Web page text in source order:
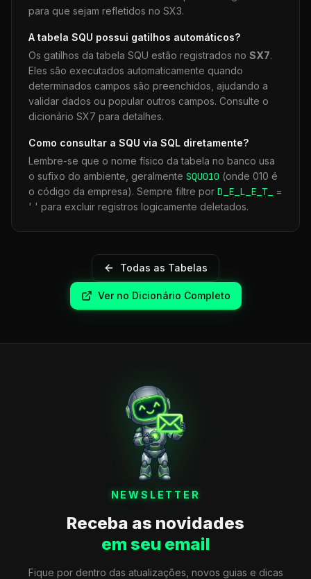
para que sejam refletidos no SX3.
A tabela SQU possui gatilhos automáticos?
Os gatilhos da tabela SQU estão registrados no SX7.
Eles são executados automaticamente quando
determinados campos são preenchidos, ajudando a
validar dados ou popular outros campos. Consulte o
dicionário SX7 para detalhes.
Como consultar a SQU via SQL diretamente?
Lembre-se que o nome físico da tabela no banco usa
o sufixo do ambiente, geralmente SQU010 (onde 010 é
o código da empresa). Sempre filtre por D_E_L_E_T_
=
' ' para excluir registros logicamente deletados.
Todas as Tabelas
Ver no Dicionário Completo
NEWSLETTER
Receba as novidades
em seu email
Fique por dentro das atualizações, novos guias e dicas